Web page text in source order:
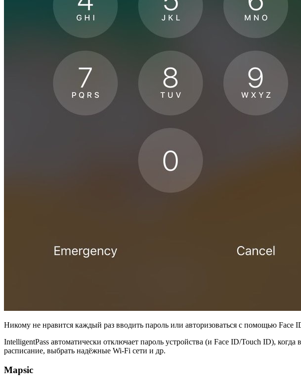
Никому не нравится каждый раз вводить пароль или авторизоваться с помощью Face
IntelligentPass автоматически отключает пароль устройства (и Face ID/Touch ID),
расписание, выбрать надёжные Wi-Fi сети и др.
Mapsic